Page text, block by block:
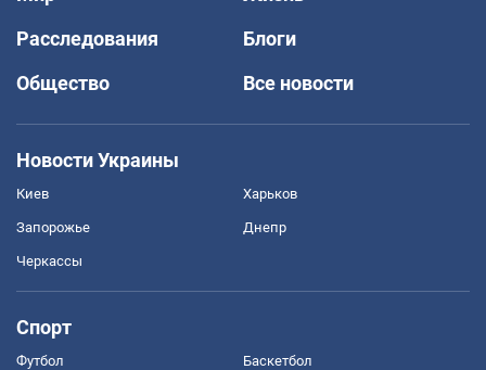
Расследования
Блоги
Общество
Все новости
Новости Украины
Киев Харьков
Запорожье Днепр
Черкассы
Спорт
Футбол Баскетбол